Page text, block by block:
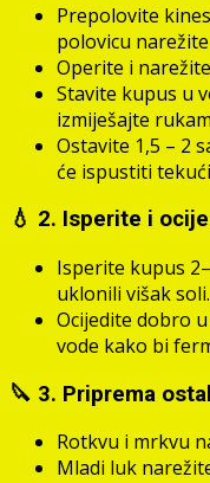
Prepolovite
polovicu
Operite i
Stavite kupus u
izmiješajte
Ostavite 1,5 – 2
će ispustiti
💧 2. Isperite i
Isperite kupus
uklonili višak soli.
Ocijedite dobro
vode kako bi
🔪 3. Priprema
Rotkvu i mrkvu
Mladi luk